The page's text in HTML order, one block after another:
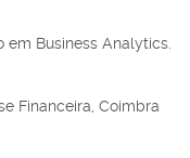
em Business Analytics.
Financeira, Coimbra